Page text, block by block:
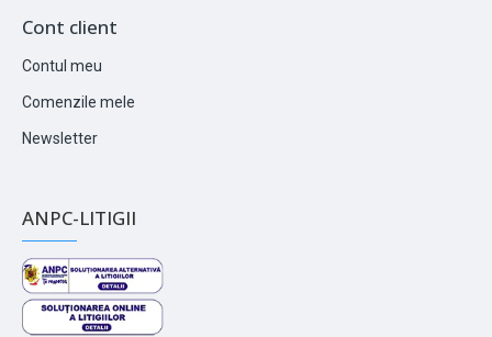
Cont client
Contul meu
Comenzile mele
Newsletter
ANPC-LITIGII